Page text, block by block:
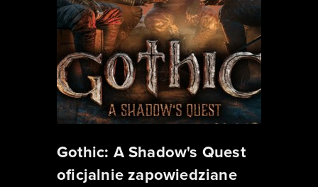
Gothic: A Shadow's Quest
oficjalnie zapowiedziane